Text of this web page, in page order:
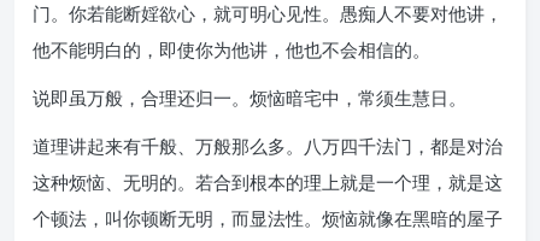
门。你若能断婬欲心，就可明心见性。愚痴人不要对他讲，
他不能明白的，即使你为他讲，他也不会相信的。
说即虽万般，合理还归一。烦恼暗宅中，常须生慧日。
道理讲起来有千般、万般那么多。八万四千法门，都是对治
这种烦恼、无明的。若合到根本的理上就是一个理，就是这
个顿法，叫你顿断无明，而显法性。烦恼就像在黑暗的屋子